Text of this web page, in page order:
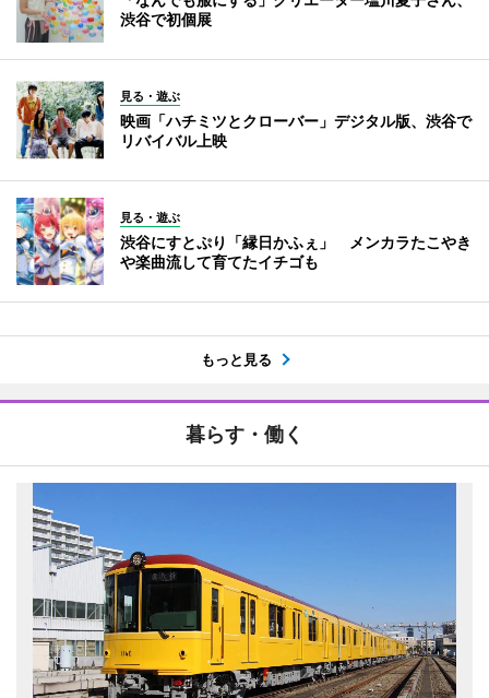
渋谷で初個展
見る・遊ぶ
映画「ハチミツとクローバー」デジタル版、渋谷で
リバイバル上映
見る・遊ぶ
渋谷にすとぷり「縁日かふぇ」 メンカラたこやき
や楽曲流して育てたイチゴも
もっと見る
暮らす・働く